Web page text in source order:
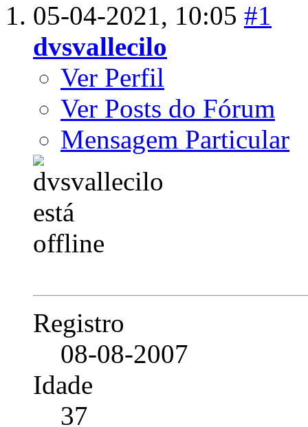
05-04-2021, 10:05 #1
dvsvallecilo
Ver Perfil
Ver Posts do Fórum
Mensagem Particular
Registro
08-08-2007
Idade
37